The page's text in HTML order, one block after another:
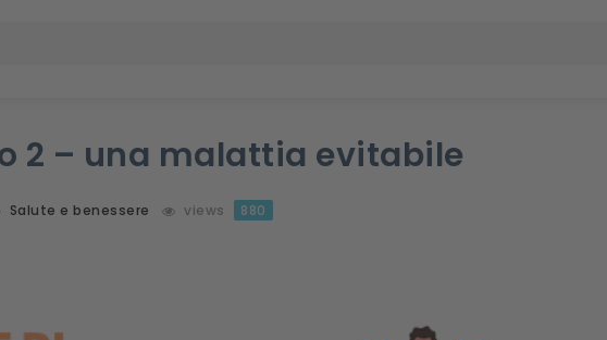
2 – una malattia evitabile
Salute e benessere views 880